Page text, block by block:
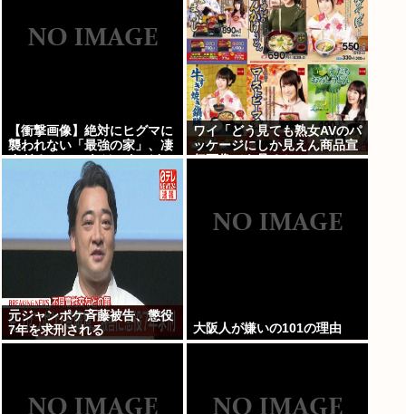
【衝撃画像】絶対にヒグマに
襲われない「最強の家」、凄
すぎるwwwこれは…ヤバす
ワイ「どう見ても熟女AVのパ
ッケージにしか見えん商品宣
伝画像でも見るか...」
元ジャンポケ斉藤被告、懲役
7年を求刑される
大阪人が嫌いの101の理由